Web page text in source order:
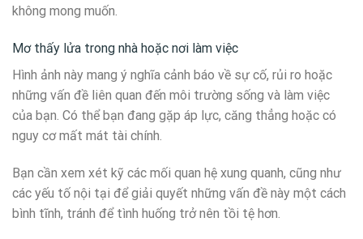
không mong muốn.
Mơ thấy lửa trong nhà hoặc nơi làm việc
Hình ảnh này mang ý nghĩa cảnh báo về sự cố, rủi ro hoặc
những vấn đề liên quan đến môi trường sống và làm việc
của bạn. Có thể bạn đang gặp áp lực, căng thẳng hoặc có
nguy cơ mất mát tài chính.
Bạn cần xem xét kỹ các mối quan hệ xung quanh, cũng như
các yếu tố nội tại để giải quyết những vấn đề này một cách
bình tĩnh, tránh để tình huống trở nên tồi tệ hơn.